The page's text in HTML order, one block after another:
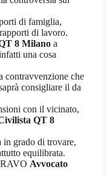
di famiglia,
di lavoro.
8 Milano a
una cosa
contravvenzione che
consigliare il da
con il vicinato,
QT 8
in grado di trovare,
equilibrata.
Avvocato